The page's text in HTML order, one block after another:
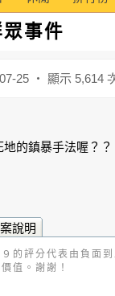
事件
25 ‧ 顯示 5,614
的鎮暴手法喔？？
說明
的評分代表由負面
值。謝謝！